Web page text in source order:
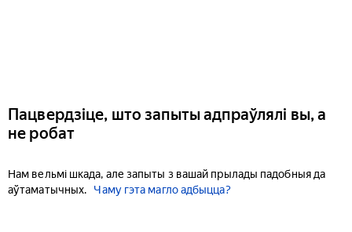
Пацвердзіце, што запыты адпраўлялі вы, а
не робат
Нам вельмі шкада, але запыты з вашай прылады падобныя да
аўтаматычных.
Чаму гэта магло адбыцца?